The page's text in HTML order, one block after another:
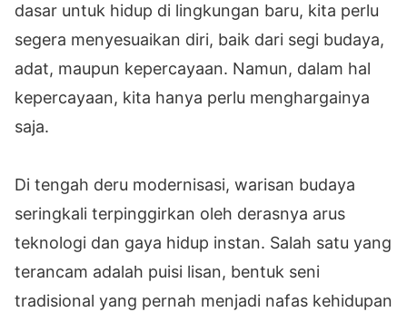
dasar untuk hidup di lingkungan baru, kita perlu
segera menyesuaikan diri, baik dari segi budaya,
adat, maupun kepercayaan. Namun, dalam hal
kepercayaan, kita hanya perlu menghargainya
saja.
Di tengah deru modernisasi, warisan budaya
seringkali terpinggirkan oleh derasnya arus
teknologi dan gaya hidup instan. Salah satu yang
terancam adalah puisi lisan, bentuk seni
tradisional yang pernah menjadi nafas kehidupan